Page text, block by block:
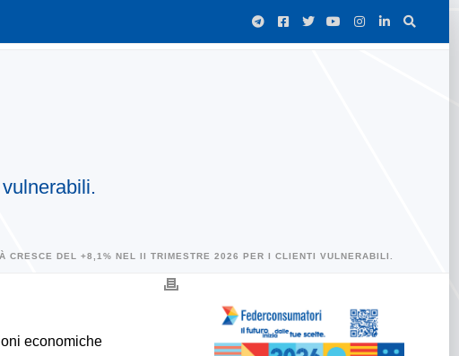
CRESCE DEL +8,1% NEL II TRIMESTRE 2026 PER I CLIENTI VULNERABILI.
economiche